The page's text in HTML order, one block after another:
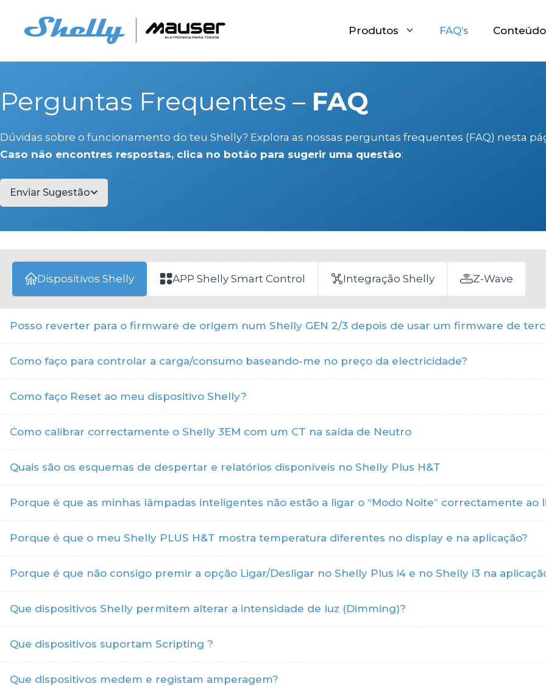
conteúdo
Produtos FAQ’s
Perguntas Frequentes – FAQ
Dúvidas sobre o funcionamento do teu Shelly? Explora as nossas perguntas frequentes (FAQ) nesta
Caso não encontres respostas, clica no botão para sugerir uma questão:
Enviar Sugestão
Dispositivos Shelly APP Shelly Smart Control Integração Shelly Z-Wave
Posso reverter para o firmware de origem num Shelly GEN 2/3 depois de usar um firmware de
Como faço para controlar a carga/consumo baseando-me no preço da electricidade?
Como faço Reset ao meu dispositivo Shelly?
Como calibrar correctamente o Shelly 3EM com um CT na saída de Neutro
Quais são os esquemas de despertar e relatórios disponíveis no Shelly Plus H&T
Porque é que as minhas lâmpadas inteligentes não estão a ligar o “Modo Noite” correctamente
Porque é que o meu Shelly PLUS H&T mostra temperatura diferentes no display e na aplicação?
Porque é que não consigo premir a opção Ligar/Desligar no Shelly Plus i4 e no Shelly i3 na
Que dispositivos Shelly permitem alterar a intensidade de luz (Dimming)?
Que dispositivos suportam Scripting ?
Que dispositivos medem e registam amperagem?